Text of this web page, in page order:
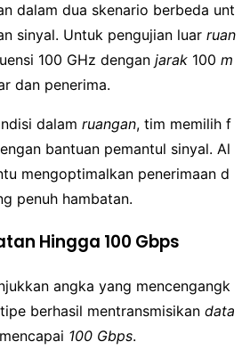
dalam dua skenario berbeda unt
sinyal. Untuk pengujian luar ruan
100 GHz dengan jarak 100 m
dan penerima.
dalam ruangan, tim memilih f
bantuan pemantul sinyal. Al
mengoptimalkan penerimaan d
penuh hambatan.
Hingga 100 Gbps
angka yang mencengangk
berhasil mentransmisikan data
100 Gbps.